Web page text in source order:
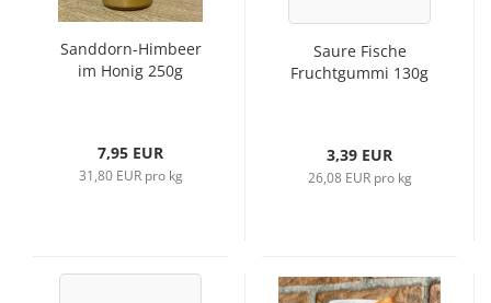
Sanddorn-Himbeer
im Honig 250g
7,95 EUR
31,80 EUR pro kg
Saure Fische
Fruchtgummi 130g
3,39 EUR
26,08 EUR pro kg